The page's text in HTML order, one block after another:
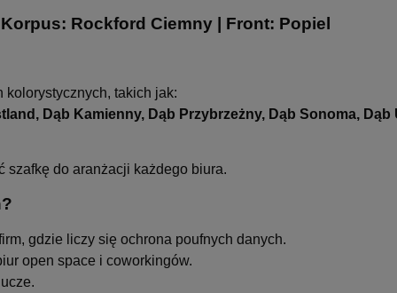
Rockford Ciemny | Front: Popiel
takich jak:
Dąb Kamienny, Dąb Przybrzeżny, Dąb Sonoma,
do aranżacji każdego biura.
gdzie liczy się ochrona poufnych danych.
open space i coworkingów.